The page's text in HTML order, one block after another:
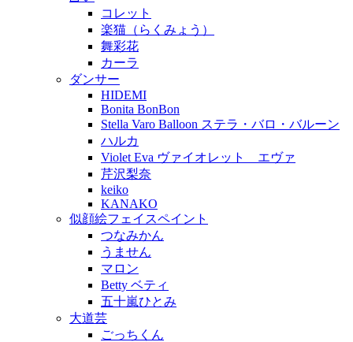
コレット
楽猫（らくみょう）
舞彩花
カーラ
ダンサー
HIDEMI
Bonita BonBon
Stella Varo Balloon ステラ・バロ・バルーン
ハルカ
Violet Eva ヴァイオレット エヴァ
芹沢梨奈
keiko
KANAKO
似顔絵フェイスペイント
つなみかん
うません
マロン
Betty ベティ
五十嵐ひとみ
大道芸
ごっちくん